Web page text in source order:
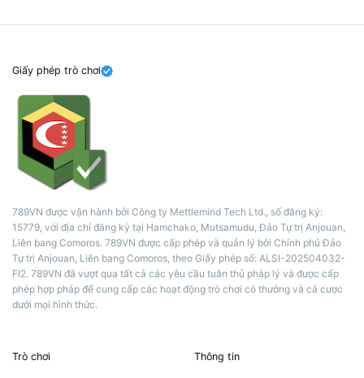
Giấy phép trò chơi
789VN được vận hành bởi Công ty Mettlemind Tech Ltd., số đăng ký:
15779, với địa chỉ đăng ký tại Hamchako, Mutsamudu, Đảo Tự trị Anjouan,
Liên bang Comoros. 789VN được cấp phép và quản lý bởi Chính phủ Đảo
Tự trị Anjouan, Liên bang Comoros, theo Giấy phép số: ALSI-202504032-
FI2. 789VN đã vượt qua tất cả các yêu cầu tuân thủ pháp lý và được cấp
phép hợp pháp để cung cấp các hoạt động trò chơi có thưởng và cá cược
dưới mọi hình thức.
Trò chơi Thông tin